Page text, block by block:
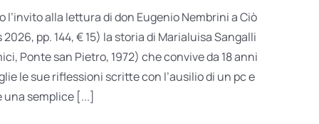
l’invito alla lettura di don Eugenio Nembrini a Ciò
pp. 144, € 15) la storia di Marialuisa Sangalli
Ponte san Pietro, 1972) che convive da 18 anni
le sue riflessioni scritte con l’ausilio di un pc e
una semplice [...]